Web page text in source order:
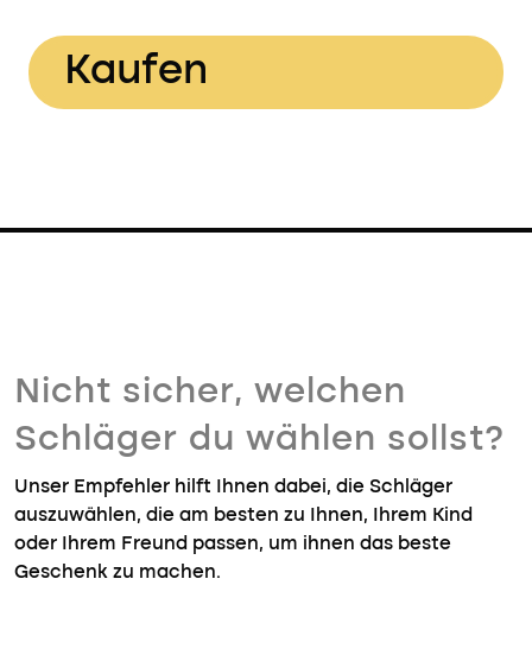
Kaufen
Nicht sicher, welchen
Schläger du wählen sollst?
Unser Empfehler hilft Ihnen dabei, die Schläger
auszuwählen, die am besten zu Ihnen, Ihrem Kind
oder Ihrem Freund passen, um ihnen das beste
Geschenk zu machen.